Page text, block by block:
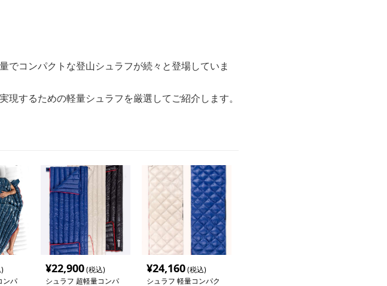
でコンパクトな登山シュラフが続々と登場していま
するための軽量シュラフを厳選してご紹介します。
ンパ
¥22,900(税込)
シュラフ 超軽量コンパ
¥24,160(税込)
シュラフ 軽量コンパク